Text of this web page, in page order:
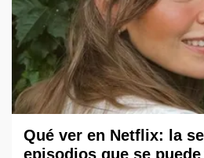
Qué ver en Netflix: la
episodios que se